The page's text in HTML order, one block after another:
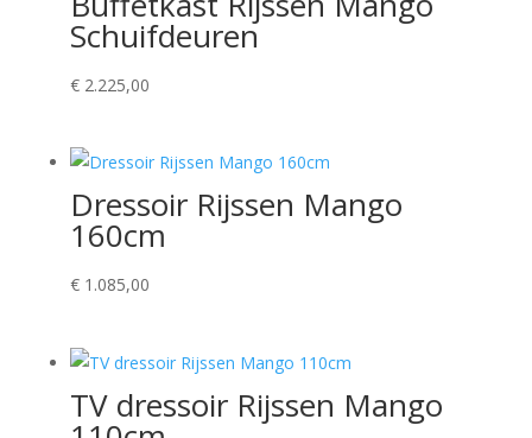
Schuifdeuren
€2.225,00
Dressoir Rijssen Mango
160cm
€1.085,00
TV dressoir Rijssen Mango